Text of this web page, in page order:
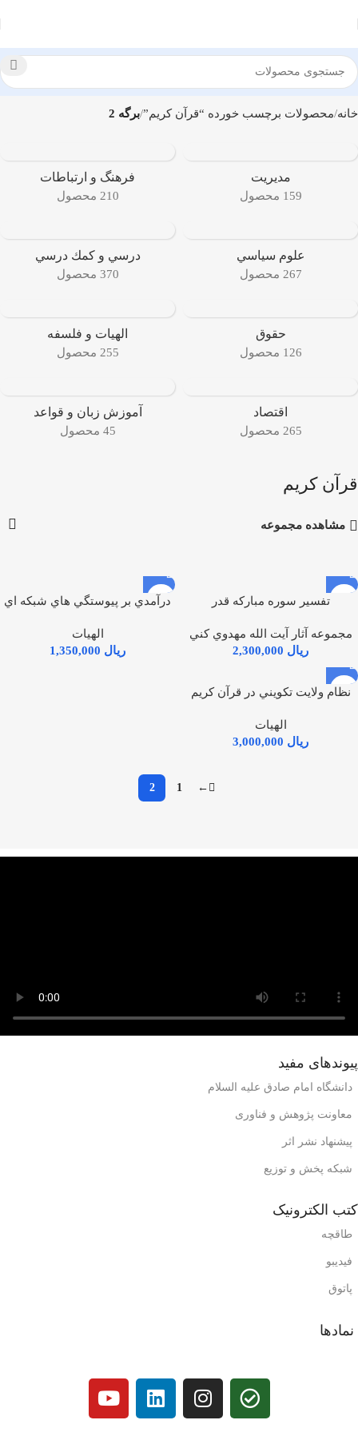
خانه محصولات برچسب خورده “قرآن كريم” برگه 2
مديريت
159 محصول
فرهنگ و ارتباطات
210 محصول
علوم سياسي
267 محصول
درسي و كمك درسي
370 محصول
حقوق
126 محصول
الهیات و فلسفه
255 محصول
اقتصاد
265 محصول
آموزش زبان و قواعد
45 محصول
قرآن كريم
مشاهده مجموعه
تفسير سوره مباركه قدر
مجموعه آثار آيت الله مهدوي كني
ریال
درآمدي بر پيوستگي هاي شبكه اي
الهيات
ریال
نظام ولايت تكويني در قرآن كريم
الهيات
ریال
←
1
2
پیوندهای مفید
دانشگاه امام صادق علیه السلام
معاونت پژوهش و فناوری
پیشنهاد نشر اثر
شبکه پخش و توزیع
کتب الکترونیک
طاقچه
فیدیبو
پاتوق
نمادها